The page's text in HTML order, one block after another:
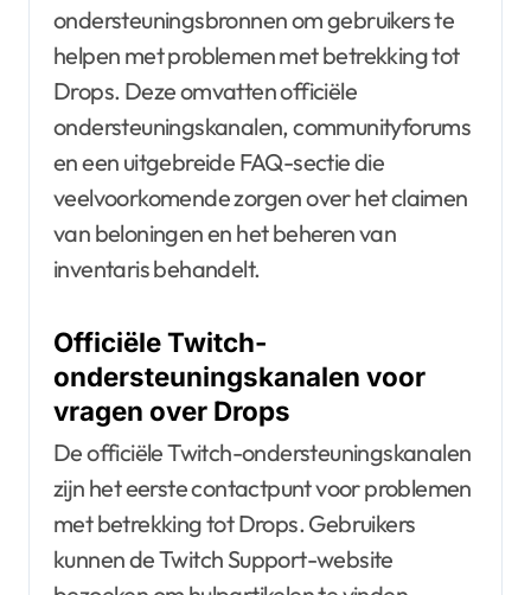
ondersteuningsbronnen om gebruikers te
helpen met problemen met betrekking tot
Drops. Deze omvatten officiële
ondersteuningskanalen, communityforums
en een uitgebreide FAQ-sectie die
veelvoorkomende zorgen over het claimen
van beloningen en het beheren van
inventaris behandelt.
Officiële Twitch-
ondersteuningskanalen voor
vragen over Drops
De officiële Twitch-ondersteuningskanalen
zijn het eerste contactpunt voor problemen
met betrekking tot Drops. Gebruikers
kunnen de Twitch Support-website